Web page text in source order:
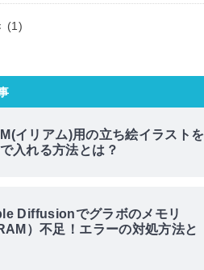
(1)
イリアム)用の立ち絵イラストを
入れる方法とは？
Diffusionでグラボのメモリ
）不足！エラーの対処方法と